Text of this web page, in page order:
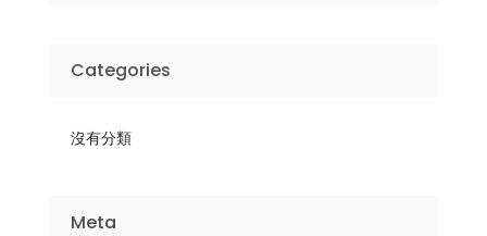
Categories
沒有分類
Meta